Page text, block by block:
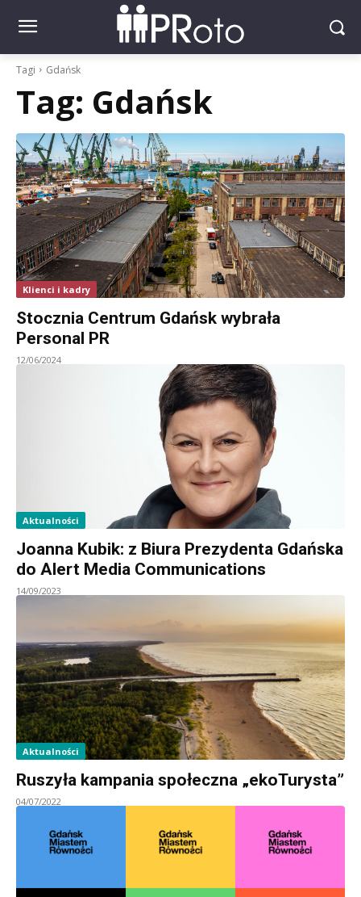
Tagi Gdańsk
Tag: Gdańsk
Klienci i kadry
Stocznia Centrum Gdańsk wybrała
Personal PR
12/06/2024
Aktualności
Joanna Kubik: z Biura Prezydenta Gdańska
do Alert Media Communications
14/09/2023
Aktualności
Ruszyła kampania społeczna „ekoTurysta”
04/07/2022